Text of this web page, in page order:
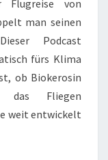
von
man seinen
Podcast
fürs Klima
ob Biokerosin
das Fliegen
weit entwickelt